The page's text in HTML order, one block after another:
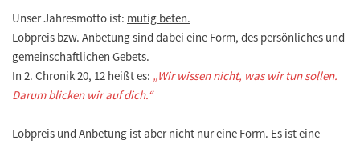
Unser Jahresmotto ist: mutig beten.
Lobpreis bzw. Anbetung sind dabei eine Form, des persönliches und
gemeinschaftlichen Gebets.
In 2. Chronik 20, 12 heißt es: „Wir wissen nicht, was wir tun sollen.
Darum blicken wir auf dich.“
Lobpreis und Anbetung ist aber nicht nur eine Form. Es ist eine